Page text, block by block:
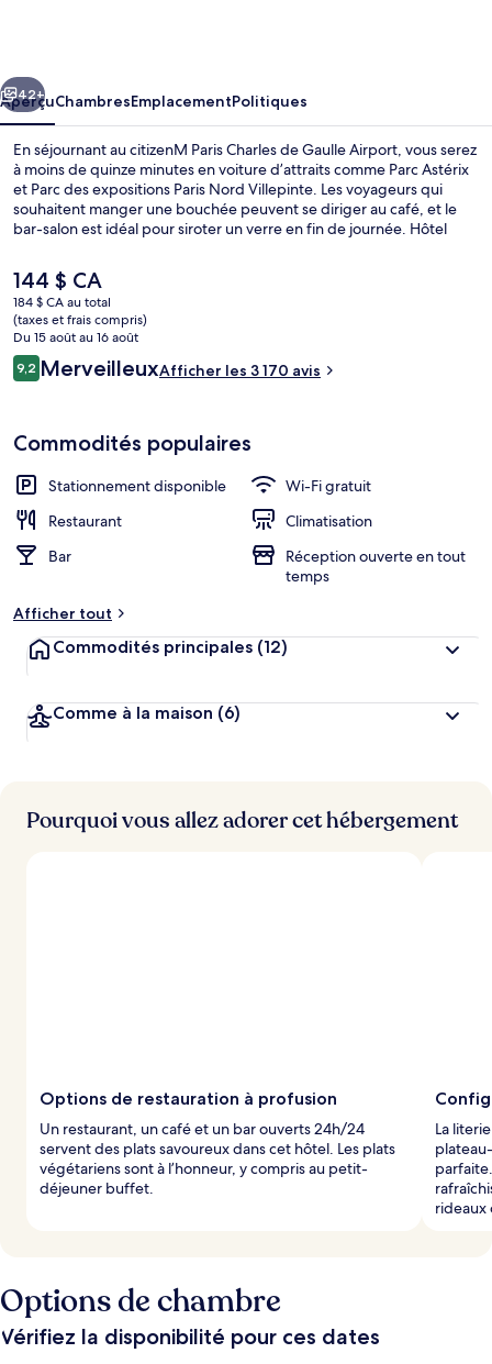
de
Gaulle
Airport
Suivant
42+
AperçuChambresEmplacementPolitiques
En séjournant au citizenM Paris Charles de Gaulle Airport, vous serez
à moins de quinze minutes en voiture d’attraits comme Parc Astérix
et Parc des expositions Paris Nord Villepinte. Les voyageurs qui
souhaitent manger une bouchée peuvent se diriger au café, et le
bar-salon est idéal pour siroter un verre en fin de journée. Hôtel
suivant : Parc des Expositions du Bourget. Les lits confortables et le
personnel serviable sont des éléments très prisés par les voyageurs.
Le transport en commun se trouve à proximité : Gare Aéroport
Charles-de-Gaulle 1 est à seulement 5 minutes à pied.
Le
prix
actuel
est
de 144 $ CA
144 $ CA
184 $ CA au total
(taxes et frais compris)
Du 15 août au 16 août
Avis
9,29,2 sur 10 –
MerveilleuxAfficher les 3 170 avis
Commodités populaires
Stationnement disponible
Wi-Fi gratuit
Restaurant
Climatisation
Bar
Réception ouverte en tout
temps
Afficher tout
Commodités principales (12)
Comme à la maison (6)
Pourquoi vous allez adorer cet hébergement
Options de restauration à profusion
Un restaurant, un café et un bar ouverts 24h/24
servent des plats savoureux dans cet hôtel. Les plats
végétariens sont à l’honneur, y compris au petit-
déjeuner buffet.
La
rideaux
Options de chambre
Vérifiez la disponibilité pour ces dates